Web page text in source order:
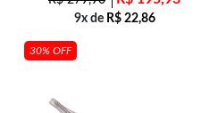
9x de R$22,86
30% OFF